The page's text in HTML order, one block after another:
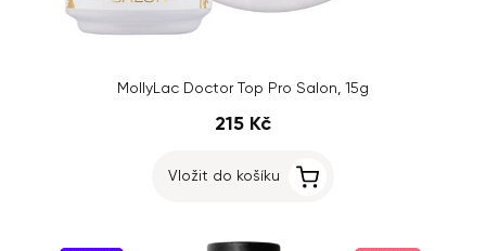
MollyLac Doctor Top Pro Salon, 15g
215 Kč
Vložit do košíku